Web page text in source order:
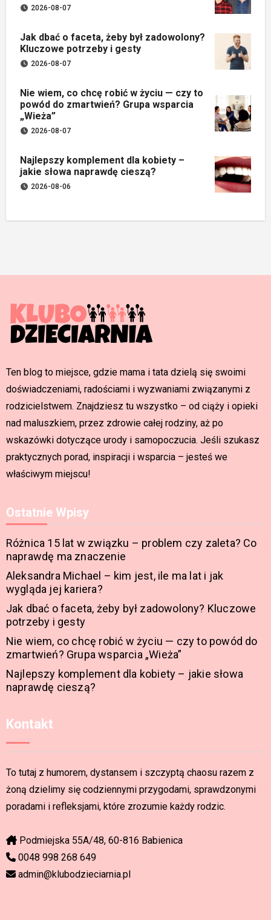
2026-08-07
Jak dbać o faceta, żeby był zadowolony?
Kluczowe potrzeby i gesty
2026-08-07
Nie wiem, co chcę robić w życiu — czy to
powód do zmartwień? Grupa wsparcia
„Wieża”
2026-08-07
Najlepszy komplement dla kobiety –
jakie słowa naprawdę cieszą?
2026-08-06
Ten blog to miejsce, gdzie mama i tata dzielą się swoimi
doświadczeniami, radościami i wyzwaniami związanymi z
rodzicielstwem. Znajdziesz tu wszystko – od ciąży i opieki
nad maluszkiem, przez zdrowie całej rodziny, aż po
wskazówki dotyczące urody i samopoczucia. Jeśli szukasz
praktycznych porad, inspiracji i wsparcia – jesteś we
właściwym miejscu!
Ostatnie Wpisy
Różnica 15 lat w związku – problem czy zaleta? Co
naprawdę ma znaczenie
Aleksandra Michael – kim jest, ile ma lat i jak
wygląda jej kariera?
Jak dbać o faceta, żeby był zadowolony? Kluczowe
potrzeby i gesty
Nie wiem, co chcę robić w życiu — czy to powód do
zmartwień? Grupa wsparcia „Wieża”
Najlepszy komplement dla kobiety – jakie słowa
naprawdę cieszą?
Kontakt
To tutaj z humorem, dystansem i szczyptą chaosu razem z
żoną dzielimy się codziennymi przygodami, sprawdzonymi
poradami i refleksjami, które zrozumie każdy rodzic.
Podmiejska 55A/48, 60-816 Babienica
0048 998 268 649
admin@klubodzieciarnia.pl